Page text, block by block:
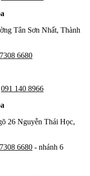
Tân Sơn Nhất, Thành
6680
091 140 8966
26 Nguyễn Thái Học,
6680 - nhánh 6